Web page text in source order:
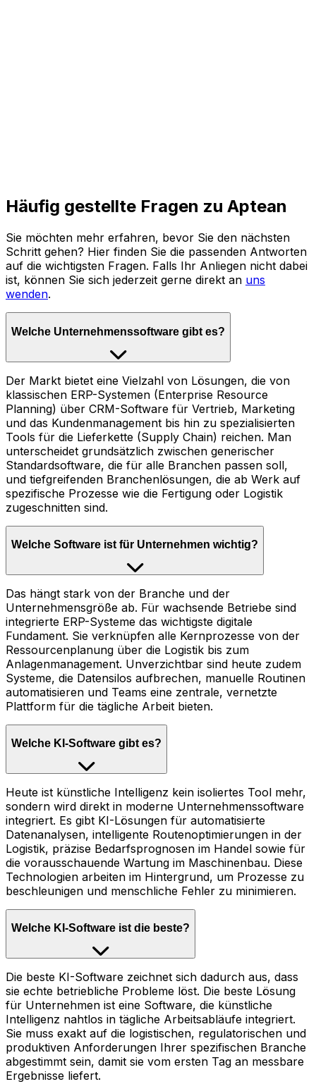
Häufig gestellte Fragen zu Aptean
Sie möchten mehr erfahren, bevor Sie den nächsten
Schritt gehen? Hier finden Sie die passenden Antworten
auf die wichtigsten Fragen. Falls Ihr Anliegen nicht dabei
ist, können Sie sich jederzeit gerne direkt an uns
wenden.
Welche Unternehmenssoftware gibt es?
Der Markt bietet eine Vielzahl von Lösungen, die von
klassischen ERP-Systemen (Enterprise Resource
Planning) über CRM-Software für Vertrieb, Marketing
und das Kundenmanagement bis hin zu spezialisierten
Tools für die Lieferkette (Supply Chain) reichen. Man
unterscheidet grundsätzlich zwischen generischer
Standardsoftware, die für alle Branchen passen soll,
und tiefgreifenden Branchenlösungen, die ab Werk auf
spezifische Prozesse wie die Fertigung oder Logistik
zugeschnitten sind.
Welche Software ist für Unternehmen wichtig?
Das hängt stark von der Branche und der
Unternehmensgröße ab. Für wachsende Betriebe sind
integrierte ERP-Systeme das wichtigste digitale
Fundament. Sie verknüpfen alle Kernprozesse von der
Ressourcenplanung über die Logistik bis zum
Anlagenmanagement. Unverzichtbar sind heute zudem
Systeme, die Datensilos aufbrechen, manuelle Routinen
automatisieren und Teams eine zentrale, vernetzte
Plattform für die tägliche Arbeit bieten.
Welche KI-Software gibt es?
Heute ist künstliche Intelligenz kein isoliertes Tool mehr,
sondern wird direkt in moderne Unternehmenssoftware
integriert. Es gibt KI-Lösungen für automatisierte
Datenanalysen, intelligente Routenoptimierungen in der
Logistik, präzise Bedarfsprognosen im Handel sowie für
die vorausschauende Wartung im Maschinenbau. Diese
Technologien arbeiten im Hintergrund, um Prozesse zu
beschleunigen und menschliche Fehler zu minimieren.
Welche KI-Software ist die beste?
Die beste KI-Software zeichnet sich dadurch aus, dass
sie echte betriebliche Probleme löst. Die beste Lösung
für Unternehmen ist eine Software, die künstliche
Intelligenz nahtlos in tägliche Arbeitsabläufe integriert.
Sie muss exakt auf die logistischen, regulatorischen und
produktiven Anforderungen Ihrer spezifischen Branche
abgestimmt sein, damit sie vom ersten Tag an messbare
Ergebnisse liefert.